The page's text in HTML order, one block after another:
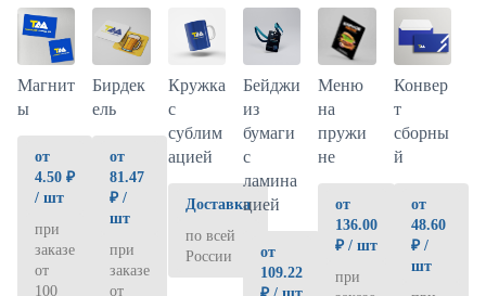
Магнит
ы
от
4.50 ₽
/ шт
при
заказе
от
100
Бирдек
ель
от
81.47
₽ /
шт
при
заказе
от
Кружка
с
сублим
ацией
Доставка
по всей
России
Бейджи
из
бумаги
с
ламина
цией
от
109.22
Меню
на
пружи
не
от
136.00
₽ / шт
при
Конвер
т
сборны
й
от
48.60
₽ /
шт